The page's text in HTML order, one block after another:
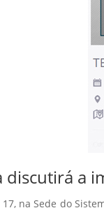
discutirá a
na Sede do